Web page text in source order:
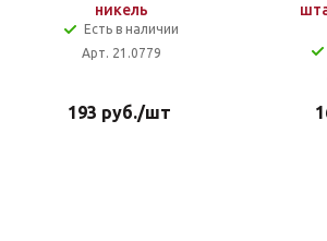
никель
Есть в наличии
Арт. 21.0779
193 руб./шт